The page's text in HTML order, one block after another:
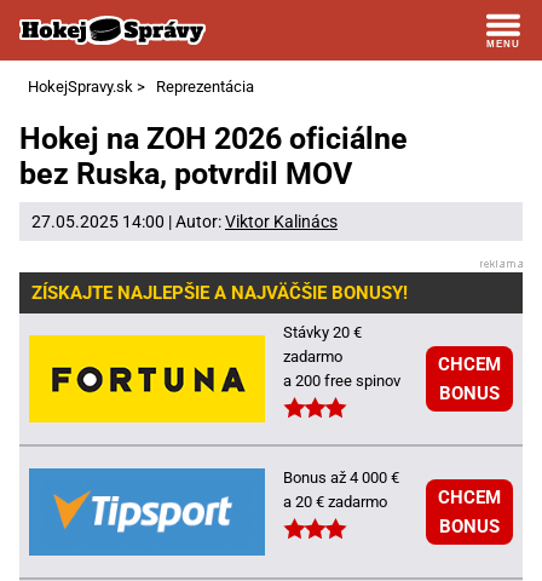
HokejSpravy.sk > Reprezentácia
Hokej na ZOH 2026 oficiálne
bez Ruska, potvrdil MOV
27.05.2025 14:00 | Autor:Viktor Kalinács
ZÍSKAJTE NAJLEPŠIE A NAJVÄČŠIE BONUSY!
Stávky 20 €
zadarmo
a 200 free spinov
CHCEM
BONUS
Bonus až 4 000 €
a 20 € zadarmo
CHCEM
BONUS